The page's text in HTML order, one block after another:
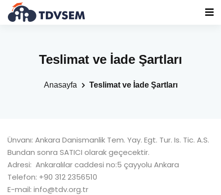
Teslimat ve İade Şartları
Anasayfa Teslimat ve İade Şartları
Ünvanı: Ankara Danismanlik Tem. Yay. Egt. Tur. Is. Tic. A.S.
Bundan sonra SATICI olarak geçecektir.
Adresi: Ankaralılar caddesi no:5 çayyolu Ankara
Telefon: +90 312 2356510
E-mail: info@tdv.org.tr